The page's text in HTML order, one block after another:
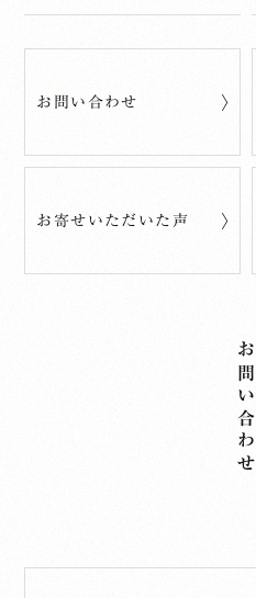
お問い合わせ
お寄せいただいた声
お問い合わせ